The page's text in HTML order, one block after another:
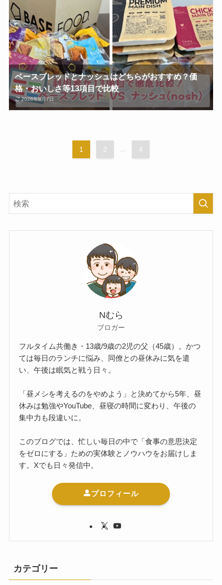
ベースブレッドとナッシュはどちらがおすすめ？価
格・おいしさ等13項目で比較
2026年8月7日
1 2 4
Nむら
ブロガー
フルタイム共働き・13歳/9歳の2児の父（45歳）。かつ
ては毎日のランチに悩み、同僚との昼休みに気を遣
い、午後は眠気と戦う日々。
「昼メシを考えるのをやめよう」と決めてから5年、昼
休みは勉強やYouTube、昼寝の時間に変わり、午後の
集中力も段違いに。
このブログでは、忙しい毎日の中で「食事の意思決定
をゼロにする」ための実体験とノウハウをお届けしま
す。Xでも日々発信中。
プロフィール
カテゴリー